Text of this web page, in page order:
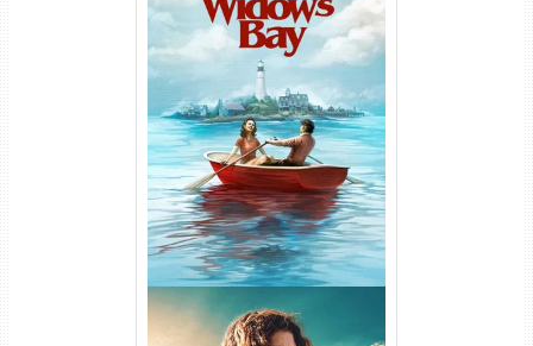
O Segredo de Widow’s Bay
1ª Temporada Torrent (2026)
WEB-DL 1080p Dual Áudio